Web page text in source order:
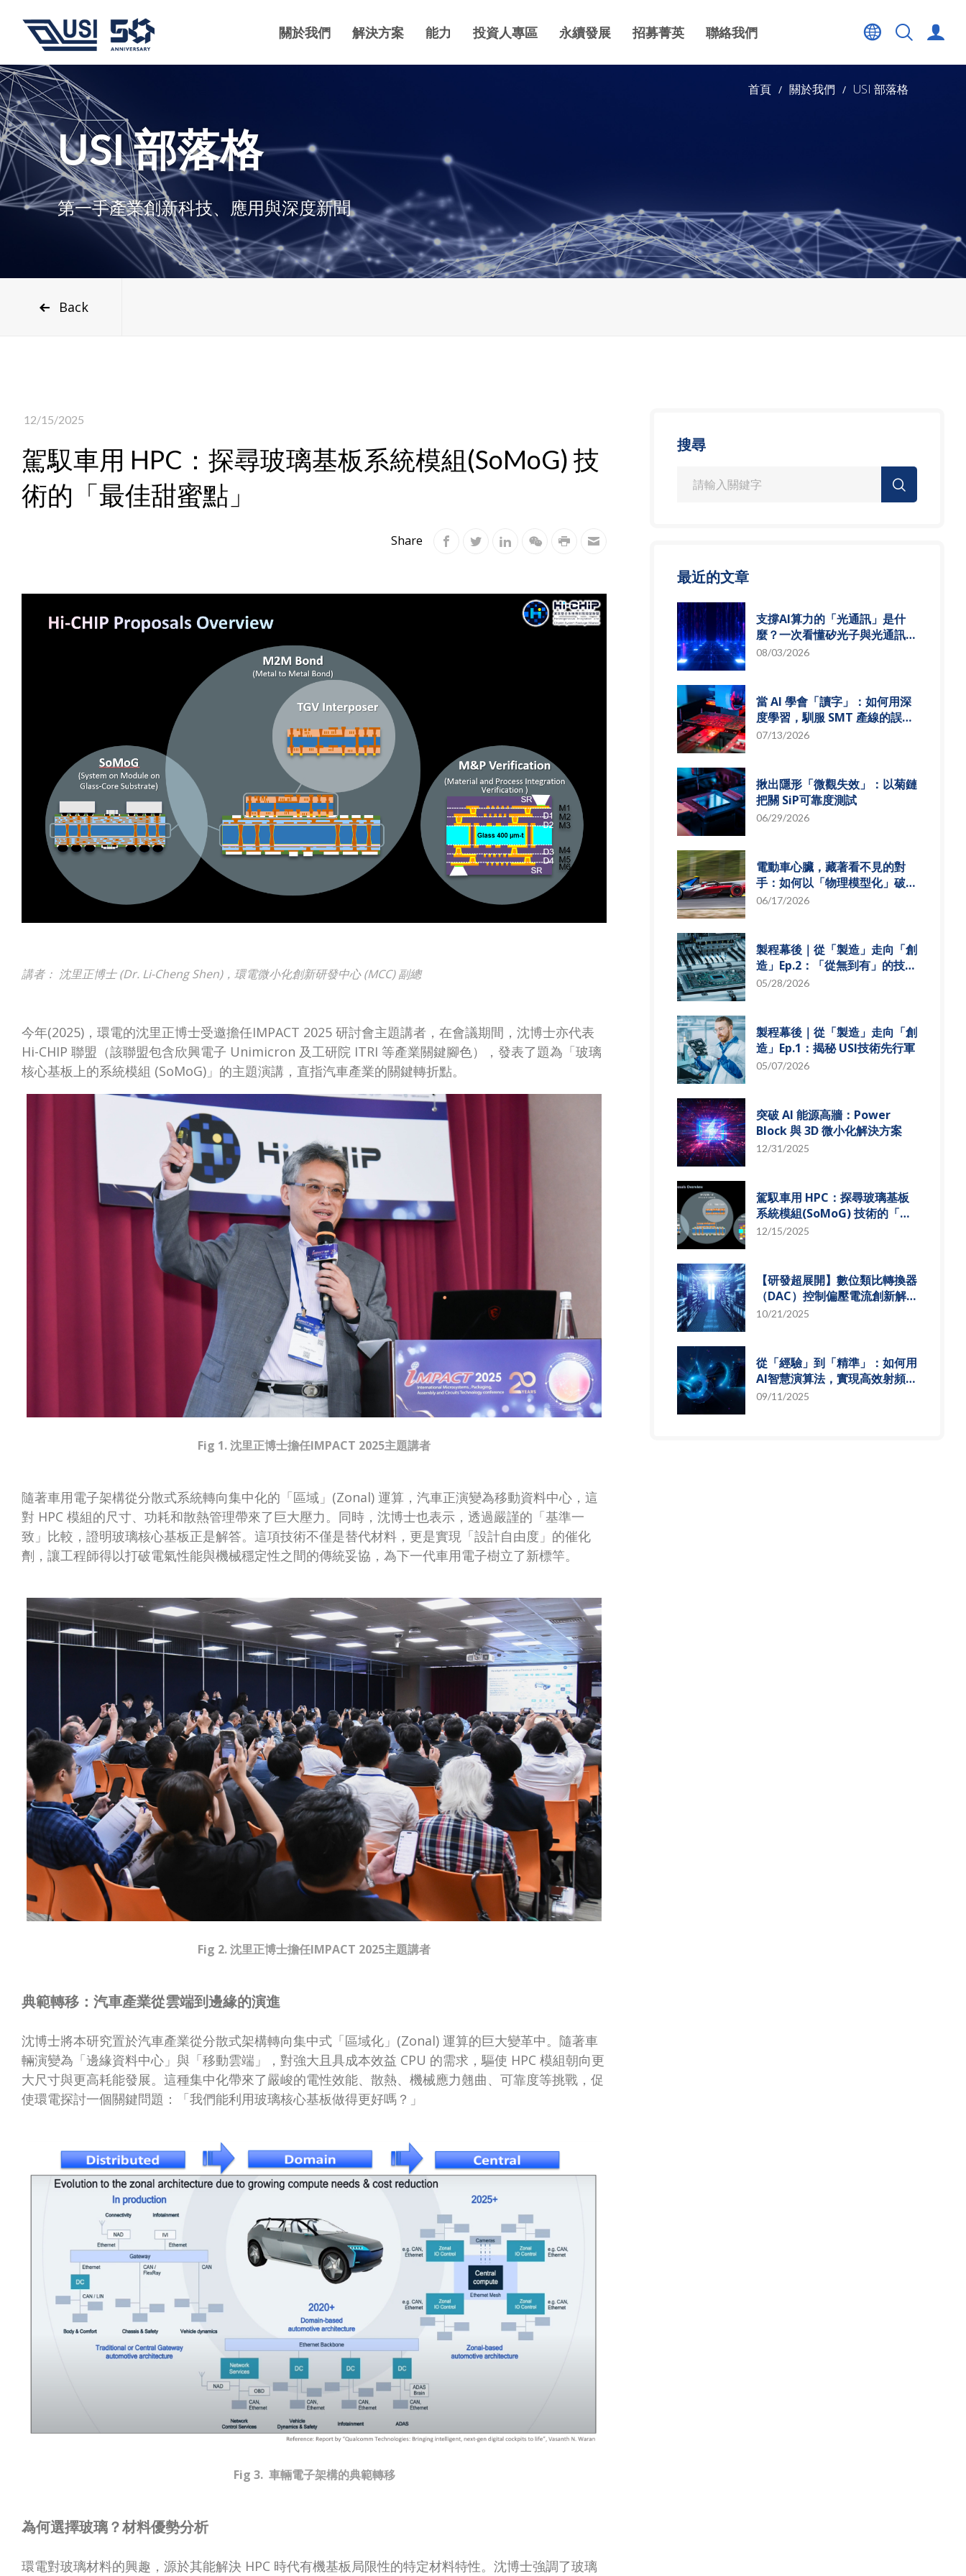
關於我們 解決方案 能力 投資人專區 永續發展 招募菁英 聯絡我們
首頁 關於我們 USI 部落格
USI 部落格
第一手產業創新科技、應用與深度新聞
Back
12/15/2025
駕馭車用 HPC：探尋玻璃基板系統模組(SoMoG) 技
術的「最佳甜蜜點」
Share
講者： 沈里正博士 (Dr. Li-Cheng Shen)，環電微小化創新研發中心 (MCC) 副總
今年(2025)，環電的沈里正博士受邀擔任IMPACT 2025 研討會主題講者，在會議期間，沈博士亦代表
Hi-CHIP 聯盟（該聯盟包含欣興電子 Unimicron 及工研院 ITRI 等產業關鍵腳色），發表了題為「玻璃
核心基板上的系統模組 (SoMoG)」的主題演講，直指汽車產業的關鍵轉折點。
Fig 1. 沈里正博士擔任IMPACT 2025主題講者
隨著車用電子架構從分散式系統轉向集中化的「區域」(Zonal) 運算，汽車正演變為移動資料中心，這
對 HPC 模組的尺寸、功耗和散熱管理帶來了巨大壓力。同時，沈博士也表示，透過嚴謹的「基準一
致」比較，證明玻璃核心基板正是解答。這項技術不僅是替代材料，更是實現「設計自由度」的催化
劑，讓工程師得以打破電氣性能與機械穩定性之間的傳統妥協，為下一代車用電子樹立了新標竿。
Fig 2. 沈里正博士擔任IMPACT 2025主題講者
典範轉移：汽車產業從雲端到邊緣的演進
沈博士將本研究置於汽車產業從分散式架構轉向集中式「區域化」(Zonal) 運算的巨大變革中。隨著車
輛演變為「邊緣資料中心」與「移動雲端」，對強大且具成本效益 CPU 的需求，驅使 HPC 模組朝向更
大尺寸與更高耗能發展。這種集中化帶來了嚴峻的電性效能、散熱、機械應力翹曲、可靠度等挑戰，促
使環電探討一個關鍵問題：「我們能利用玻璃核心基板做得更好嗎？」
Fig 3. 車輛電子架構的典範轉移
為何選擇玻璃？材料優勢分析
環電對玻璃材料的興趣，源於其能解決 HPC 時代有機基板局限性的特定材料特性。沈博士強調了玻璃
搜尋
最近的文章
支撐AI算力的「光通訊」是什
麼？一次看懂矽光子與光通訊模
組發展趨勢
08/03/2026
當 AI 學會「讀字」：如何用深
度學習，馴服 SMT 產線的誤報
風暴
07/13/2026
揪出隱形「微觀失效」：以菊鏈
把關 SiP可靠度測試
06/29/2026
電動車心臟，藏著看不見的對
手：如何以「物理模型化」破解
損耗難題？
06/17/2026
製程幕後｜從「製造」走向「創
造」Ep.2：「從無到有」的技術
革新
05/28/2026
製程幕後｜從「製造」走向「創
造」Ep.1：揭秘 USI技術先行軍
05/07/2026
突破 AI 能源高牆：Power
Block 與 3D 微小化解決方案
12/31/2025
駕馭車用 HPC：探尋玻璃基板
系統模組(SoMoG) 技術的「最
佳甜蜜點」
12/15/2025
【研發超展開】數位類比轉換器
（DAC）控制偏壓電流創新解
決方案，智慧電源的關鍵突破
10/21/2025
從「經驗」到「精準」：如何用
AI智慧演算法，實現高效射頻預
測模型
09/11/2025